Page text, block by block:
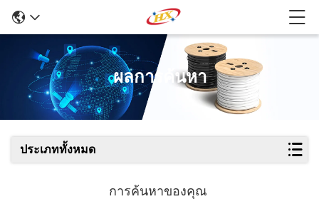
ผลการค้นหา
ประเภททั้งหมด
การค้นหาของคุณ